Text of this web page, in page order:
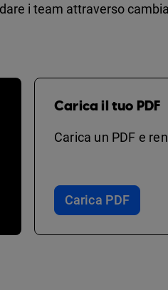
i team attraverso
Carica il tuo PDF
Carica un PDF e
Carica PDF